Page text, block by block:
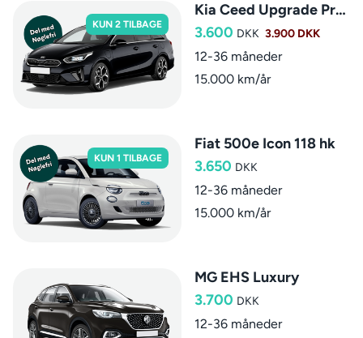
KUN 2 TILBAGE
Kia Ceed Upgrade Premium SW aut.
3.600 DKK 3.900 DKK
12-36 måneder
15.000 km/år
KUN 1 TILBAGE
Fiat 500e Icon 118 hk
3.650 DKK
12-36 måneder
15.000 km/år
MG EHS Luxury
3.700 DKK
12-36 måneder